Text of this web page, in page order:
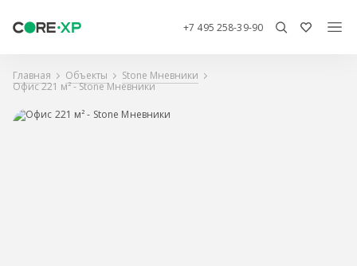
+7 495 258-39-90
Главная Объекты
Stone Мневники
Офис 221 м² - Stone Мневники